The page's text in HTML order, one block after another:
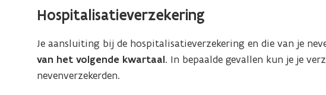
Hospitalisatieverzekering
Je aansluiting bij de hospitalisatieverzekering en die van je
van het volgende kwartaal. In bepaalde gevallen kun je je
nevenverzekerden.